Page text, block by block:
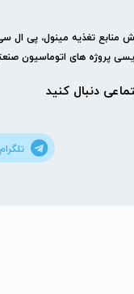
منابع تغذیه مینول، پی ال
پروژه های اتوماسیون
دنبال کنید
تلگرام